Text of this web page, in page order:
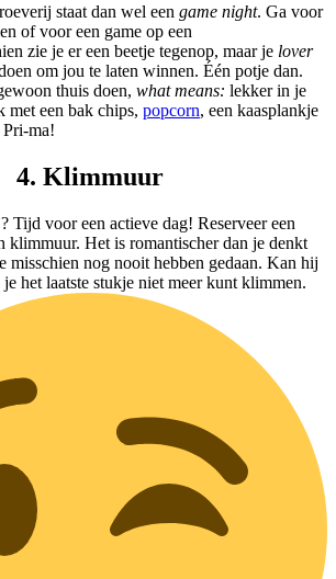
staat dan wel een game night. Ga voor
of voor een game op een
zie je er een beetje tegenop, maar je lover
om jou te laten winnen. Één potje dan.
thuis doen, what means: lekker in je
een bak chips, popcorn, een kaasplankje
ma!
4. Klimmuur
Tijd voor een actieve dag! Reserveer een
klimmuur. Het is romantischer dan je denkt
misschien nog nooit hebben gedaan. Kan hij
het laatste stukje niet meer kunt klimmen.